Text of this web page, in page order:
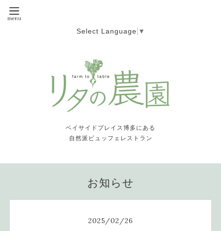
Select Language ▼
ベイサイドプレイス博多にある
自然派ビュッフェレストラン
お知らせ
2025/02/26